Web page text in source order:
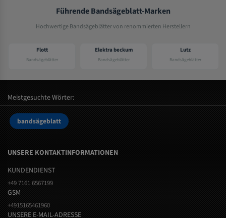
Führende Bandsägeblatt-Marken
Hochwertige Bandsägeblätter von renommierten Herstellern
Flott
Bandsägeblätter
Elektra beckum
Bandsägeblätter
Lutz
Bandsägeblätter
Meistgesuchte Wörter:
bandsägeblatt
UNSERE KONTAKTINFORMATIONEN
KUNDENDIENST
+49 7161 6567199
GSM
+4915165461960
UNSERE E-MAIL-ADRESSE